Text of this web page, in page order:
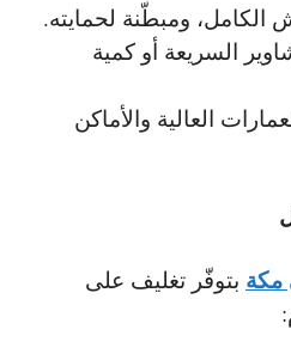
الكامل، ومبطّنة لحمايته.
السريعة أو كمية
العالية والأماكن
بتوفّر تغليف على